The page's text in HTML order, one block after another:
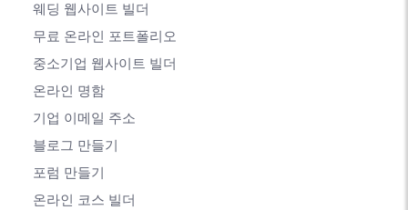
웨딩 웹사이트 빌더
무료 온라인 포트폴리오
중소기업 웹사이트 빌더
온라인 명함
기업 이메일 주소
블로그 만들기
포럼 만들기
온라인 코스 빌더